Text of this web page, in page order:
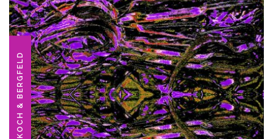
KOCH & BERGFELD